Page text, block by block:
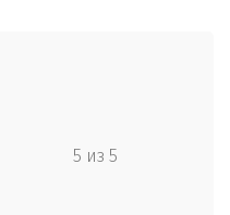
5 из 5